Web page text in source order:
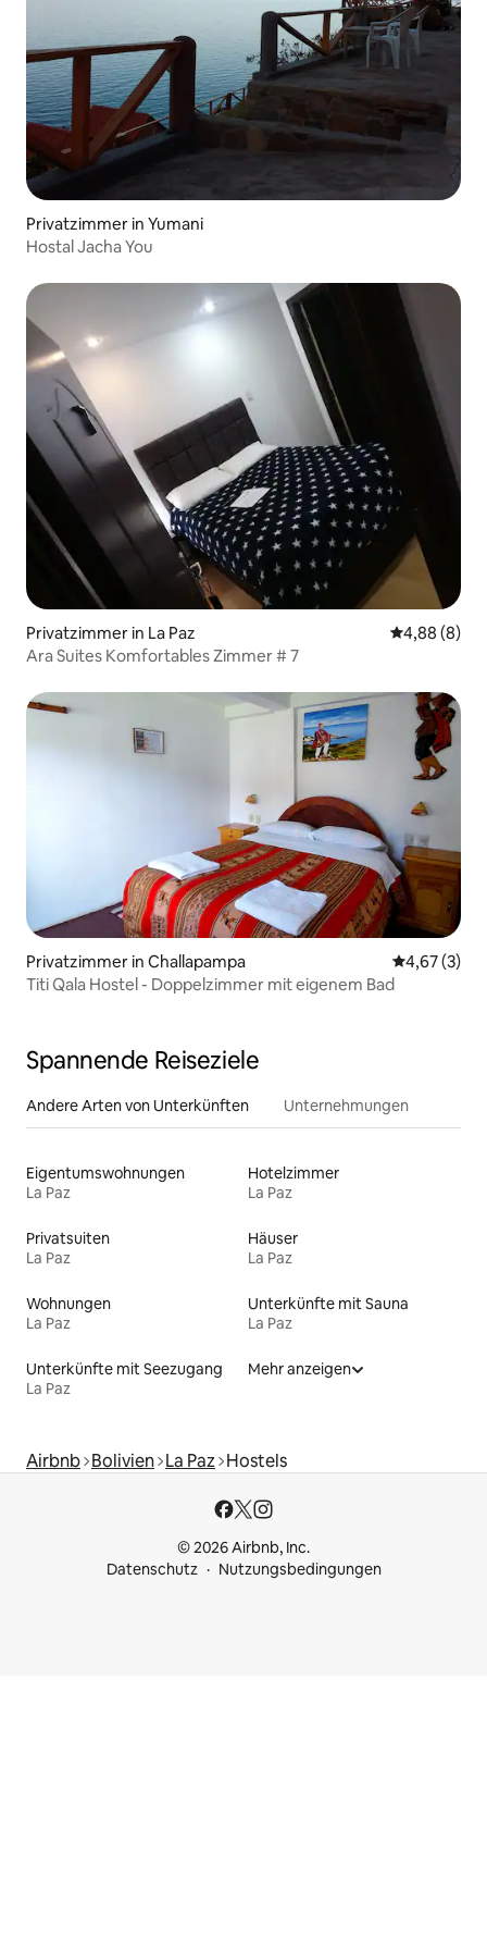
Privatzimmer in Yumani
Hostal Jacha You
Privatzimmer in La Paz
4,88 (8)
Ara Suites Komfortables Zimmer # 7
Privatzimmer in Challapampa
4,67 (3)
Titi Qala Hostel - Doppelzimmer mit eigenem Bad
Spannende Reiseziele
Andere Arten von Unterkünften Unternehmungen
Eigentumswohnungen
La Paz
Hotelzimmer
La Paz
Privatsuiten
La Paz
Häuser
La Paz
Wohnungen
La Paz
Unterkünfte mit Sauna
La Paz
Unterkünfte mit Seezugang
La Paz
Mehr anzeigen
Airbnb Bolivien La Paz Hostels
© 2026 Airbnb, Inc.
Datenschutz
Nutzungsbedingungen